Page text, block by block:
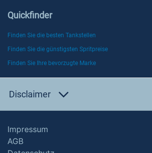
Quickfinder
Finden Sie die besten Tankstellen
Finden Sie die günstigsten Spritpreise
Finden Sie Ihre bevorzugte Marke
Disclaimer
Impressum
AGB